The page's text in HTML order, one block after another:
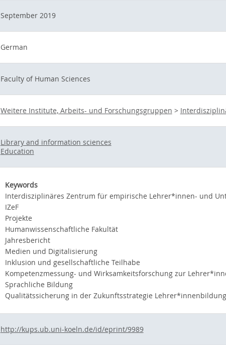
September 2019
German
Faculty of Human Sciences
Weitere Institute, Arbeits- und Forschungsgruppen >
Library and information sciences
Education
Keywords
Interdisziplinäres Zentrum für empirische Lehrer*innen- und
IZeF
Projekte
Humanwissenschaftliche Fakultät
Jahresbericht
Medien und Digitalisierung
Inklusion und gesellschaftliche Teilhabe
Kompetenzmessung- und Wirksamkeitsforschung zur
Sprachliche Bildung
Qualitätssicherung in der Zukunftsstrategie Lehrer*innenbildung
http://kups.ub.uni-koeln.de/id/eprint/9989